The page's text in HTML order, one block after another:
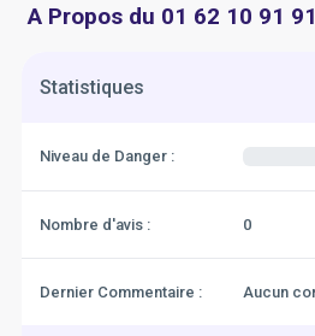
A Propos du 01 62 10 91 91
Statistiques
Niveau de Danger :
Nombre d'avis : 0
Dernier Commentaire : Aucun